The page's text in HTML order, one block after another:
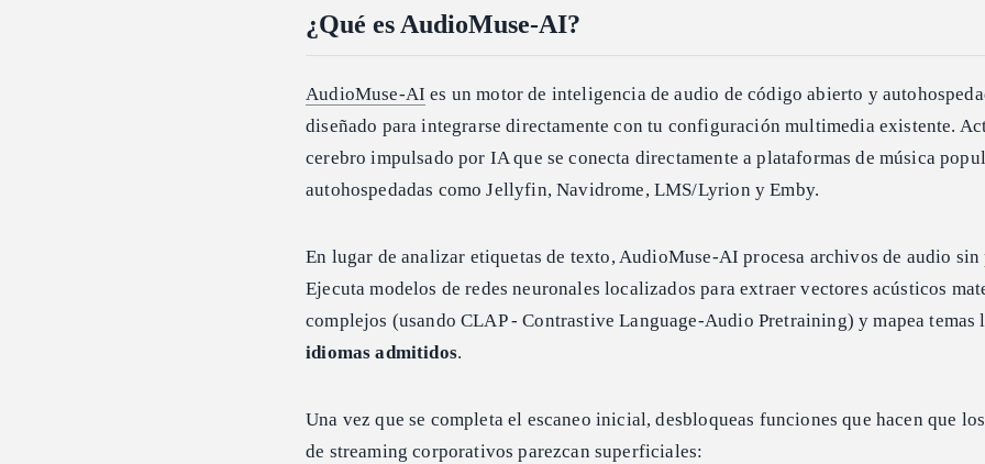
¿Qué es AudioMuse-AI?
AudioMuse-AI es un motor de inteligencia de audio de código abierto y
diseñado para integrarse directamente con tu configuración multimedia existente.
cerebro impulsado por IA que se conecta directamente a plataformas de música
autohospedadas como Jellyfin, Navidrome, LMS/Lyrion y Emby.
En lugar de analizar etiquetas de texto, AudioMuse-AI procesa archivos de audio sin
Ejecuta modelos de redes neuronales localizados para extraer vectores acústicos
complejos (usando CLAP - Contrastive Language-Audio Pretraining) y mapea temas
idiomas admitidos.
Una vez que se completa el escaneo inicial, desbloqueas funciones que hacen que
de streaming corporativos parezcan superficiales: